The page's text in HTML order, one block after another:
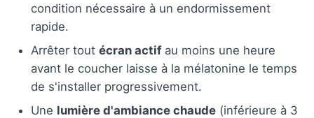
condition nécessaire à un endormissement
rapide.
Arrêter tout écran actifau moins une heure
avant le coucher laisse à la mélatonine le temps
de s'installer progressivement.
Une lumière d'ambiance chaude (inférieure à 3